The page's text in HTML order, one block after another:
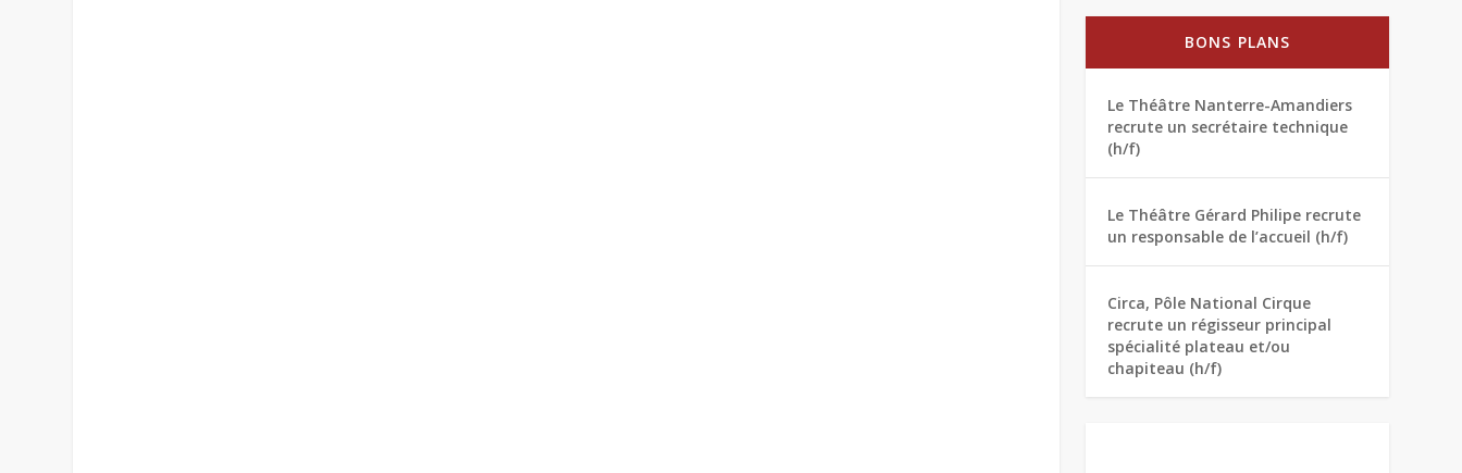
BONS PLANS
Le Théâtre Nanterre-Amandiers
recrute un secrétaire technique
(h/f)
Le Théâtre Gérard Philipe recrute
un responsable de l’accueil (h/f)
Circa, Pôle National Cirque
recrute un régisseur principal
spécialité plateau et/ou
chapiteau (h/f)